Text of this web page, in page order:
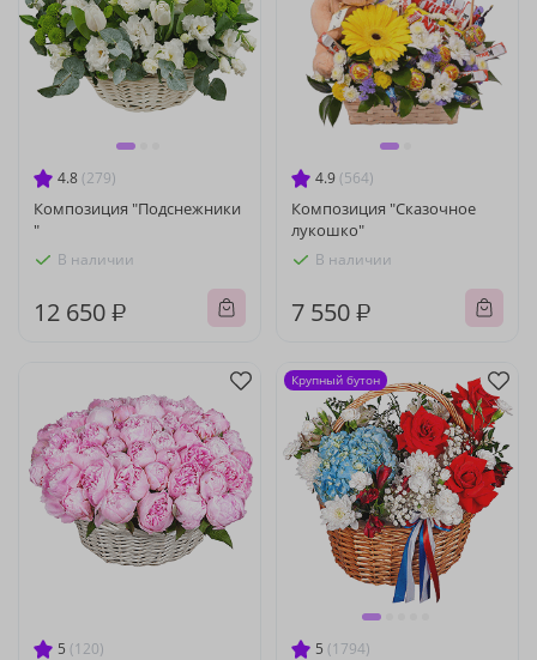
4.8 (279)
Композиция "Подснежники
"
В наличии
12 650 ₽
4.9 (564)
Композиция "Сказочное
лукошко"
В наличии
7 550 ₽
5 (120) 5 (1794)
Крупный бутон